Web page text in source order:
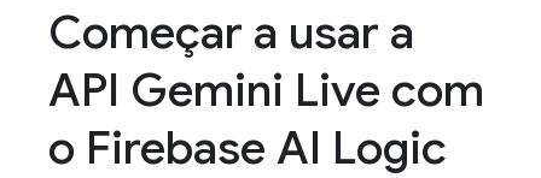
Começar a usar a
API Gemini Live com
o Firebase AI Logic